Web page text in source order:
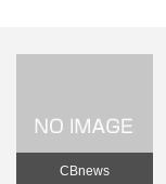
CBnews